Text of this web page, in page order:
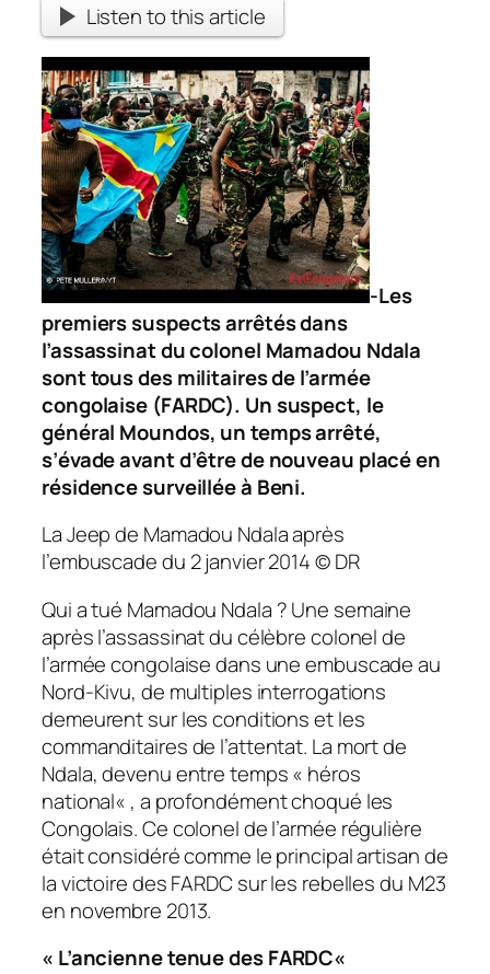
Listen to this article
-Les
premiers suspects arrêtés dans
l’assassinat du colonel Mamadou Ndala
sont tous des militaires de l’armée
congolaise (FARDC). Un suspect, le
général Moundos, un temps arrêté,
s’évade avant d’être de nouveau placé en
résidence surveillée à Beni.
La Jeep de Mamadou Ndala après
l’embuscade du 2 janvier 2014 © DR
Qui a tué Mamadou Ndala ? Une semaine
après l’assassinat du célèbre colonel de
l’armée congolaise dans une embuscade au
Nord-Kivu, de multiples interrogations
demeurent sur les conditions et les
commanditaires de l’attentat. La mort de
Ndala, devenu entre temps « héros
national« , a profondément choqué les
Congolais. Ce colonel de l’armée régulière
était considéré comme le principal artisan de
la victoire des FARDC sur les rebelles du M23
en novembre 2013.
« L’ancienne tenue des FARDC«